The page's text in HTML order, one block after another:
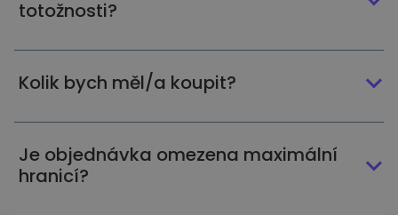
totožnosti?
Kolik bych měl/a koupit?
Je objednávka omezena maximální
hranicí?